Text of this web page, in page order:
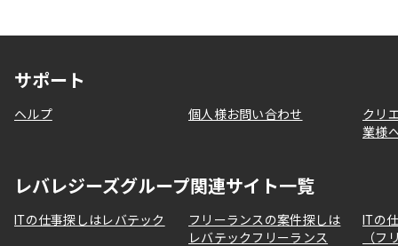
サポート
ヘルプ 個人様お問い合わせ
クリ
業様
レバレジーズグループ関連サイト一覧
ITの仕事探しはレバテック
フリーランスの案件探しは
レバテックフリーランス
ITの
（フ